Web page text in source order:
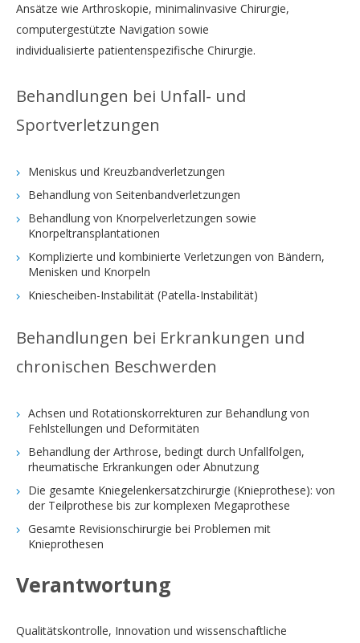
Ansätze wie Arthroskopie, minimalinvasive Chirurgie,
computergestützte Navigation sowie
individualisierte patientenspezifische Chirurgie.
Behandlungen bei Unfall- und
Sportverletzungen
Meniskus und Kreuzbandverletzungen
Behandlung von Seitenbandverletzungen
Behandlung von Knorpelverletzungen sowie
Knorpeltransplantationen
Komplizierte und kombinierte Verletzungen von Bändern,
Menisken und Knorpeln
Kniescheiben-Instabilität (Patella-Instabilität)
Behandlungen bei Erkrankungen und
chronischen Beschwerden
Achsen und Rotationskorrekturen zur Behandlung von
Fehlstellungen und Deformitäten
Behandlung der Arthrose, bedingt durch Unfallfolgen,
rheumatische Erkrankungen oder Abnutzung
Die gesamte Kniegelenkersatzchirurgie (Knieprothese): von
der Teilprothese bis zur komplexen Megaprothese
Gesamte Revisionschirurgie bei Problemen mit
Knieprothesen
Verantwortung
Qualitätskontrolle, Innovation und wissenschaftliche